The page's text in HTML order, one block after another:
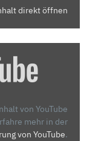
direkt öffnen
von YouTube
mehr in der
von YouTube.